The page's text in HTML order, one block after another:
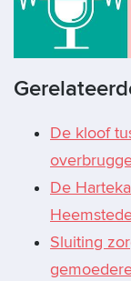
De kloof
De
Sluiting